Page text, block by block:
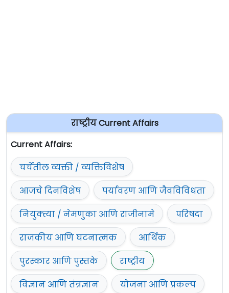
राष्ट्रीय Current Affairs
Current Affairs:
चर्चेतील व्यक्ती / व्यक्तिविशेष
आजचे दिनविशेष
पर्यावरण आणि जैवविविधता
नियुक्त्या / नेमणुका आणि राजीनामे
परिषदा
राजकीय आणि घटनात्मक
आर्थिक
पुरस्कार आणि पुस्तके
राष्ट्रीय
विज्ञान आणि तंत्रज्ञान
योजना आणि प्रकल्प